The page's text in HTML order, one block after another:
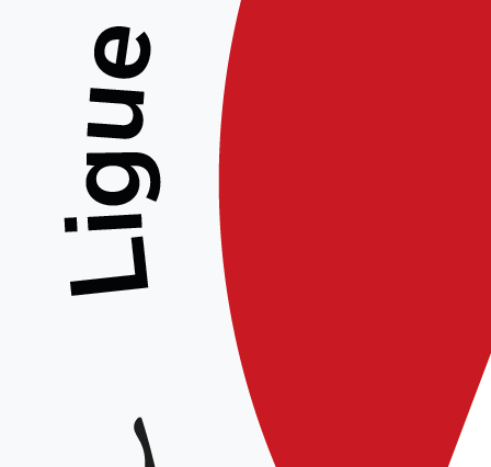
Les photos de la
https://aikido-hdf.fr/portfolio/